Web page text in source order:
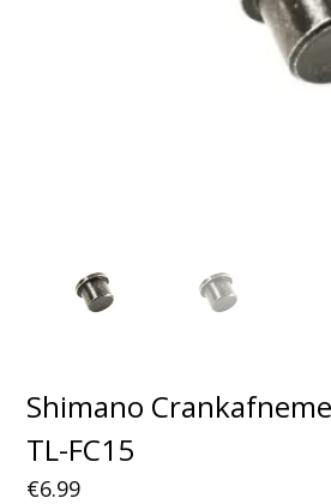
Shimano
TL-FC15
€6.99